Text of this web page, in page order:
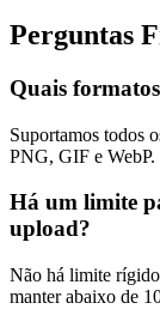
Perguntas
Quais
Suportamos todos
PNG, GIF e WebP.
Há um limite
upload?
Não há limite
manter abaixo de